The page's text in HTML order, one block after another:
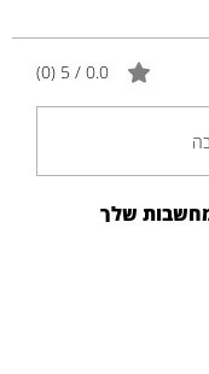
0.0 / 5 ‏(0)
שלך